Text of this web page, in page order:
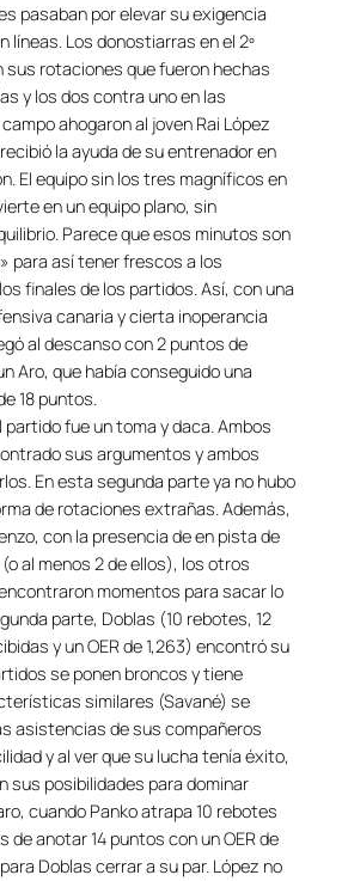
pasaban por elevar su exigencia
líneas. Los donostiarras en el 2º
rotaciones que fueron hechas
y los dos contra uno en las
ahogaron al joven Rai López
la ayuda de su entrenador en
El equipo sin los tres magníficos en
en un equipo plano, sin
Parece que esos minutos son
para así tener frescos a los
finales de los partidos. Así, con una
canaria y cierta inoperancia
al descanso con 2 puntos de
Aro, que había conseguido una
18 puntos.
partido fue un toma y daca. Ambos
sus argumentos y ambos
En esta segunda parte ya no hubo
de rotaciones extrañas. Además,
con la presencia de en pista de
al menos 2 de ellos), los otros
momentos para sacar lo
parte, Doblas (10 rebotes, 12
y un OER de 1,263) encontró su
se ponen broncos y tiene
similares (Savané) se
asistencias de sus compañeros
y al ver que su lucha tenía éxito,
sus posibilidades para dominar
cuando Panko atrapa 10 rebotes
de anotar 14 puntos con un OER de
Doblas cerrar a su par. López no